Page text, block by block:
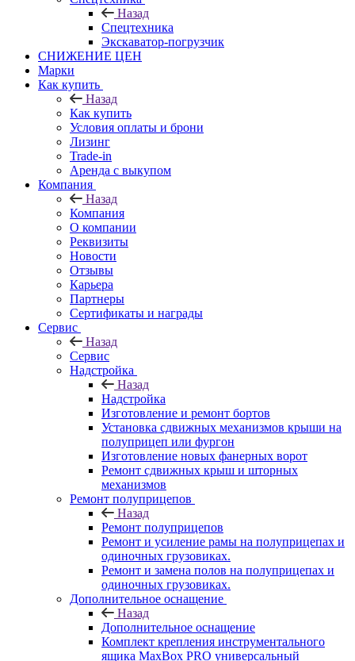
Назад
Спецтехника
Экскаватор-погрузчик
СНИЖЕНИЕ ЦЕН
Марки
Как купить
Назад
Как купить
Условия оплаты и брони
Лизинг
Trade-in
Аренда с выкупом
Компания
Назад
Компания
О компании
Реквизиты
Новости
Отзывы
Карьера
Партнеры
Сертификаты и награды
Сервис
Назад
Сервис
Надстройка
Назад
Надстройка
Изготовление и ремонт бортов
Установка сдвижных механизмов крыши на
полуприцеп или фургон
Изготовление новых фанерных ворот
Ремонт сдвижных крыш и шторных
механизмов
Ремонт полуприцепов
Назад
Ремонт полуприцепов
Ремонт и усиление рамы на полуприцепах и
одиночных грузовиках.
Ремонт и замена полов на полуприцепах и
одиночных грузовиках.
Дополнительное оснащение
Назад
Дополнительное оснащение
Комплект крепления инструментального
ящика MaxBox PRO универсальный